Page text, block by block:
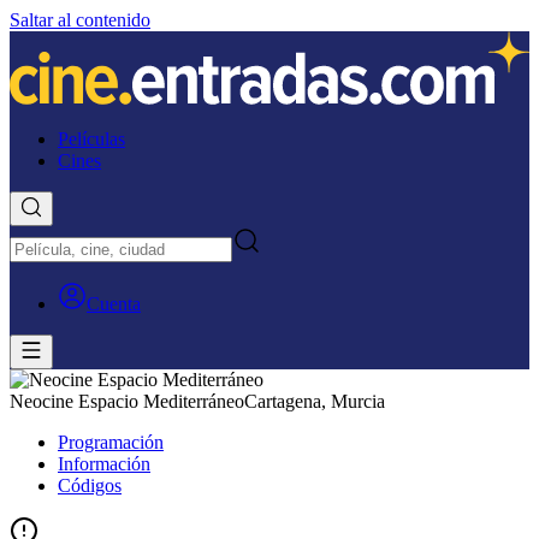
Saltar al contenido
Películas
Cines
Cuenta
Neocine Espacio MediterráneoCartagena, Murcia
Programación
Información
Códigos